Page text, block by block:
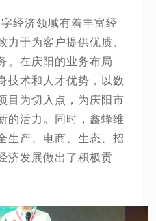
经济领域有着丰富经
力于为客户提供优质、
。在庆阳的业务布局
技术和人才优势，以数
目为切入点，为庆阳市
的活力。同时，鑫蜂维
生产、电商、生态、招
济发展做出了积极贡